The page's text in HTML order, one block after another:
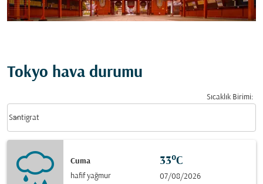
Tokyo hava durumu
Sıcaklık Birimi:
Santigrat
keyboard_arrow_down
Cuma
hafif yağmur
33°C
07/08/2026